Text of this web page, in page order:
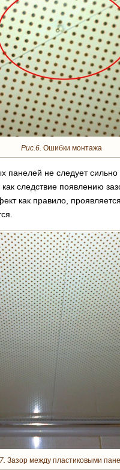
Рис.6. Ошибки монтажа
панелей не следует сильно
следствие появлению
как правило,
Зазор между пластиковыми